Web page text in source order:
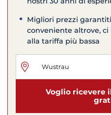
Migliori prezzi
conveniente altrove,
alla tariffa più bassa
Voglio ricevere